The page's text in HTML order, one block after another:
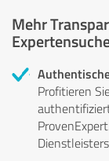
Mehr
Profitieren